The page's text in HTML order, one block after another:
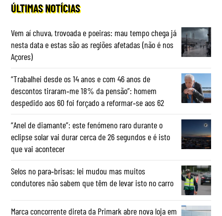
ÚLTIMAS NOTÍCIAS
Vem aí chuva, trovoada e poeiras: mau tempo chega já
nesta data e estas são as regiões afetadas (não é nos
Açores)
“Trabalhei desde os 14 anos e com 46 anos de
descontos tiraram‑me 18% da pensão”: homem
despedido aos 60 foi forçado a reformar‑se aos 62
“Anel de diamante”: este fenómeno raro durante o
eclipse solar vai durar cerca de 26 segundos e é isto
que vai acontecer
Selos no para‑brisas: lei mudou mas muitos
condutores não sabem que têm de levar isto no carro
Marca concorrente direta da Primark abre nova loja em